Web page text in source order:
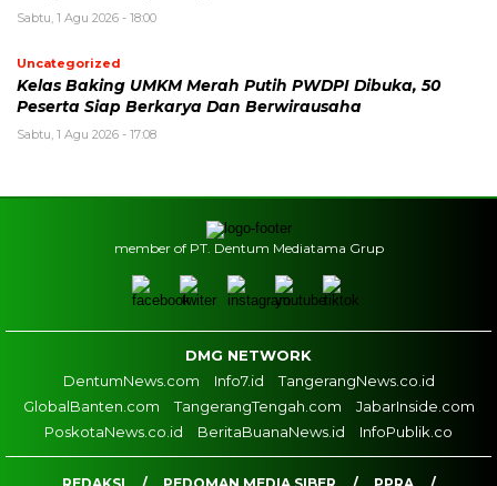
Sabtu, 1 Agu 2026 - 18:00
Uncategorized
Kelas Baking UMKM Merah Putih PWDPI Dibuka, 50
Peserta Siap Berkarya Dan Berwirausaha
Sabtu, 1 Agu 2026 - 17:08
member of PT. Dentum Mediatama Grup
DMG NETWORK
DentumNews.com
Info7.id
TangerangNews.co.id
GlobalBanten.com
TangerangTengah.com
JabarInside.com
PoskotaNews.co.id
BeritaBuanaNews.id InfoPublik.co